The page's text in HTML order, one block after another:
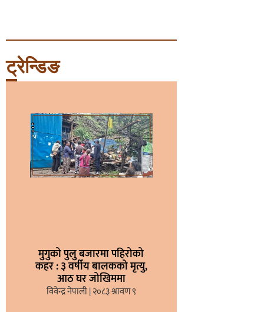
ट्रेन्डिङ
मुगुको पुलु बजारमा पहिरोको
कहर : ३ वर्षीय बालकको मृत्यु,
आठ घर जोखिममा
विवेन्द्र नेपाली २०८३ श्रावण ९